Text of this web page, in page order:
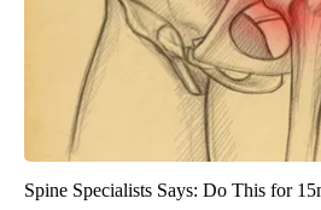
Spine Specialists Says: Do This for